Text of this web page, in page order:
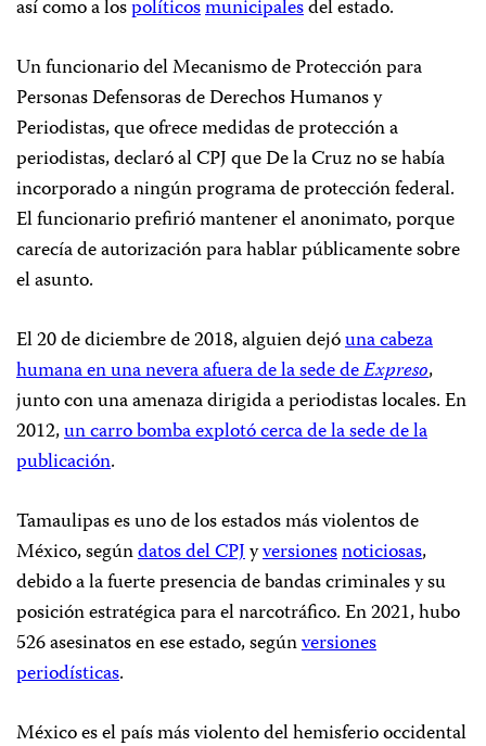
así como a lospolíticosmunicipalesdel estado.
Un funcionario del Mecanismo de Protección para
Personas Defensoras de Derechos Humanos y
Periodistas, que ofrece medidas de protección a
periodistas, declaró al CPJ que De la Cruz no se había
incorporado a ningún programa de protección federal.
El funcionario prefirió mantener el anonimato, porque
carecía de autorización para hablar públicamente sobre
el asunto.
El 20 de diciembre de 2018, alguien dejóuna cabeza
humana en una nevera afuera de la sede deExpreso,
junto con una amenaza dirigida a periodistas locales. En
2012,un carro bomba explotó cerca de la sede de la
publicación.
Tamaulipas es uno de los estados más violentos de
México, segúndatos del CPJyversionesnoticiosas,
debido a la fuerte presencia de bandas criminales y su
posición estratégica para el narcotráfico. En 2021, hubo
526 asesinatos en ese estado, segúnversiones
periodísticas.
México es el país más violento del hemisferio occidental